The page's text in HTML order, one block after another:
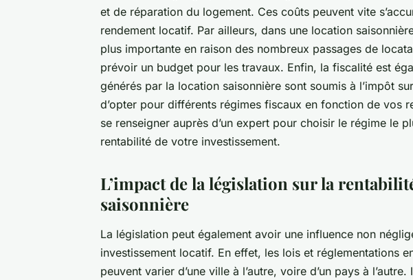
et de réparation du logement. Ces coûts peuvent vite
rendement locatif. Par ailleurs, dans une location
plus importante en raison des nombreux passages de
prévoir un budget pour les travaux. Enfin, la fiscalité est
générés par la location saisonnière sont soumis à l’impôt
d’opter pour différents régimes fiscaux en fonction de vos
se renseigner auprès d’un expert pour choisir le régime le
rentabilité de votre investissement.
L’impact de la législation sur la
saisonnière
La législation peut également avoir une influence non
investissement locatif. En effet, les lois et réglementations
peuvent varier d’une ville à l’autre, voire d’un pays à